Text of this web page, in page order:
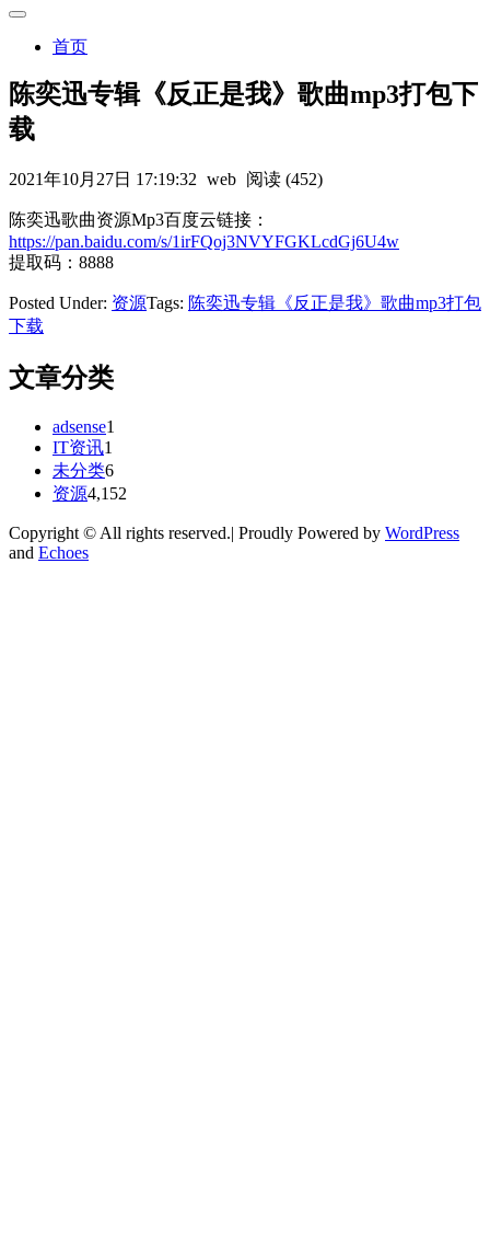
首页
陈奕迅专辑《反正是我》歌曲mp3打包下
载
2021年10月27日 17:19:32 web 阅读 (452)
陈奕迅歌曲资源Mp3百度云链接：
https://pan.baidu.com/s/1irFQoj3NVYFGKLcdGj6U4w
提取码：8888
Posted Under: 资源Tags: 陈奕迅专辑《反正是我》歌曲mp3打包
下载
文章分类
adsense1
IT资讯1
未分类6
资源4,152
Copyright © All rights reserved.| Proudly Powered by WordPress
and Echoes